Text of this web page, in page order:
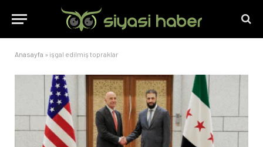
Anasayfa » işgal edilmiş topraklar